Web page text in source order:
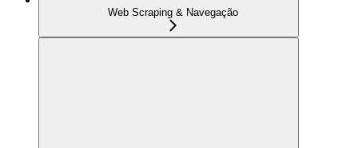
Web Scraping & Navegação